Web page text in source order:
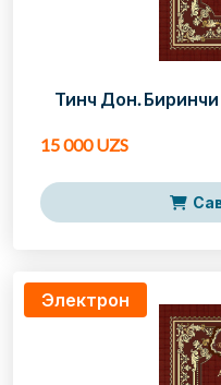
Тинч Дон.
15 000 UZS
Электрон